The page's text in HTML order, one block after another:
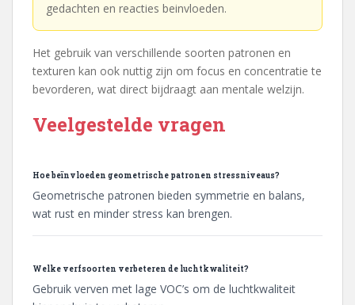
gedachten en reacties beinvloeden.
Het gebruik van verschillende soorten patronen en
texturen kan ook nuttig zijn om focus en concentratie te
bevorderen, wat direct bijdraagt aan mentale welzijn.
Veelgestelde vragen
Hoe beïnvloeden geometrische patronen stressniveaus?
Geometrische patronen bieden symmetrie en balans,
wat rust en minder stress kan brengen.
Welke verfsoorten verbeteren de luchtkwaliteit?
Gebruik verven met lage VOC’s om de luchtkwaliteit